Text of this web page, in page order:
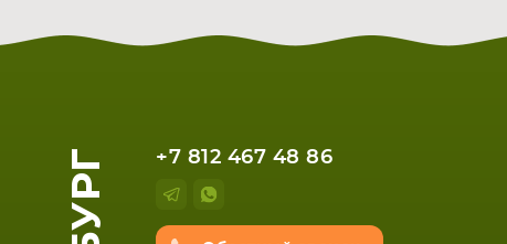
+7 812 467 48 86